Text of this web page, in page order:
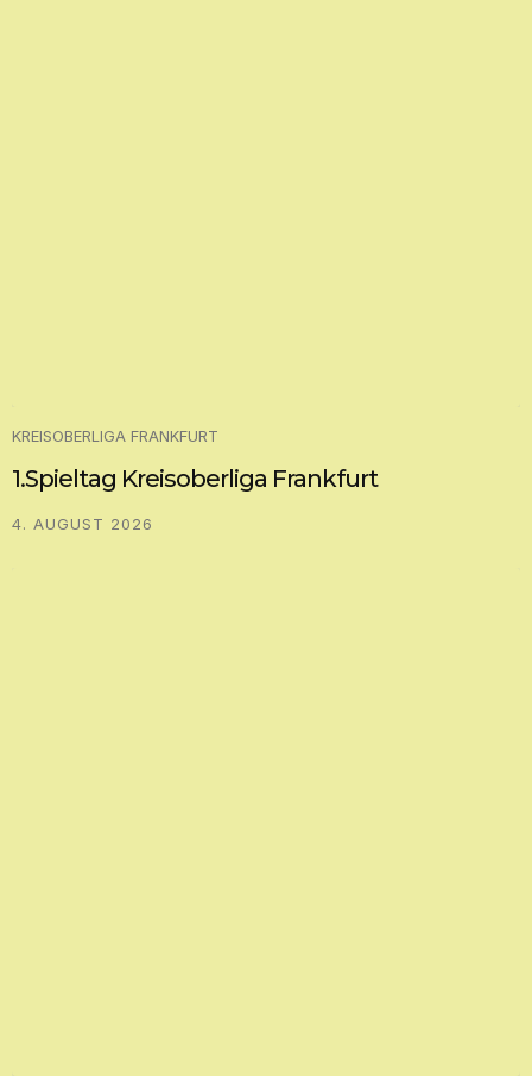
KREISOBERLIGA FRANKFURT
1.Spieltag Kreisoberliga Frankfurt
4. AUGUST 2026